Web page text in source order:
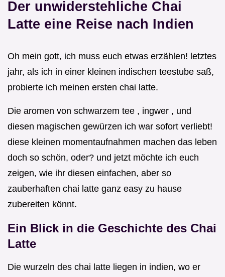
Der unwiderstehliche Chai
Latte eine Reise nach Indien
Oh mein gott, ich muss euch etwas erzählen! letztes
jahr, als ich in einer kleinen indischen teestube saß,
probierte ich meinen ersten chai latte.
Die aromen von schwarzem tee , ingwer , und
diesen magischen gewürzen ich war sofort verliebt!
diese kleinen momentaufnahmen machen das leben
doch so schön, oder? und jetzt möchte ich euch
zeigen, wie ihr diesen einfachen, aber so
zauberhaften chai latte ganz easy zu hause
zubereiten könnt.
Ein Blick in die Geschichte des Chai
Latte
Die wurzeln des chai latte liegen in indien, wo er